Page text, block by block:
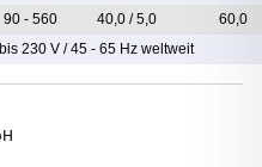
90 - 560 40,0 / 5,0
60,0
230 V / 45 - 65 Hz weltweit